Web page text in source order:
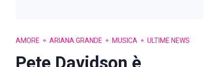
AMORE ARIANA GRANDE MUSICA ULTIME NEWS